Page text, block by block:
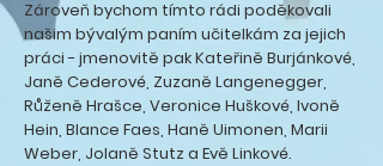
Zároveň bychom tímto rádi poděkovali
našim bývalým paním učitelkám za jejich
práci - jmenovitě pak Kateřině Burjánkové,
Janě Cederové, Zuzaně Langenegger,
Růženě Hrašce, Veronice Huškové, Ivoně
Hein, Blance Faes, Haně Uimonen, Marii
Weber, Jolaně Stutz a Evě Linkové.